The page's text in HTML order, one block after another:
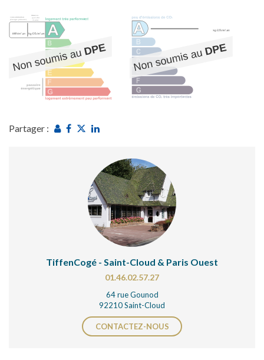
Partager :
TiffenCogé - Saint-Cloud & Paris Ouest
01.46.02.57.27
64 rue Gounod
92210 Saint-Cloud
CONTACTEZ-NOUS